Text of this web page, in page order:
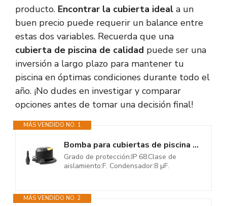
producto. Encontrar la cubierta ideal a un
buen precio puede requerir un balance entre
estas dos variables. Recuerda que una
cubierta de piscina de calidad puede ser una
inversión a largo plazo para mantener tu
piscina en óptimas condiciones durante todo el
año. ¡No dudes en investigar y comparar
opciones antes de tomar una decisión final!
MÁS VENDIDO NO. 1
Bomba para cubiertas de piscina Dab Eurocover
Grado de protección:IP 68.Clase de
aislamiento:F. Condensador:8 μF.
MÁS VENDIDO NO. 2